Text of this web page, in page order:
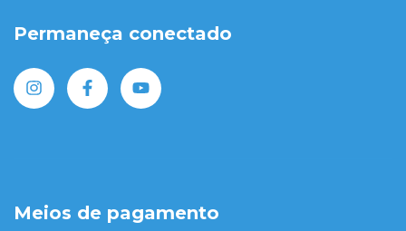
Permaneça conectado
Meios de pagamento